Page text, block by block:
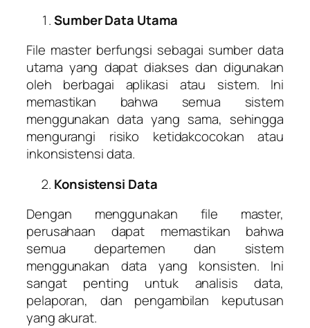
Sumber Data Utama
File master berfungsi sebagai sumber data
utama yang dapat diakses dan digunakan
oleh berbagai aplikasi atau sistem. Ini
memastikan bahwa semua sistem
menggunakan data yang sama, sehingga
mengurangi risiko ketidakcocokan atau
inkonsistensi data.
Konsistensi Data
Dengan menggunakan file master,
perusahaan dapat memastikan bahwa
semua departemen dan sistem
menggunakan data yang konsisten. Ini
sangat penting untuk analisis data,
pelaporan, dan pengambilan keputusan
yang akurat.